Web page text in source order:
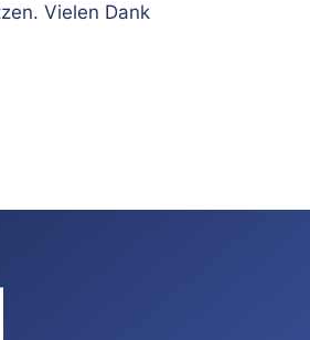
Vielen Dank